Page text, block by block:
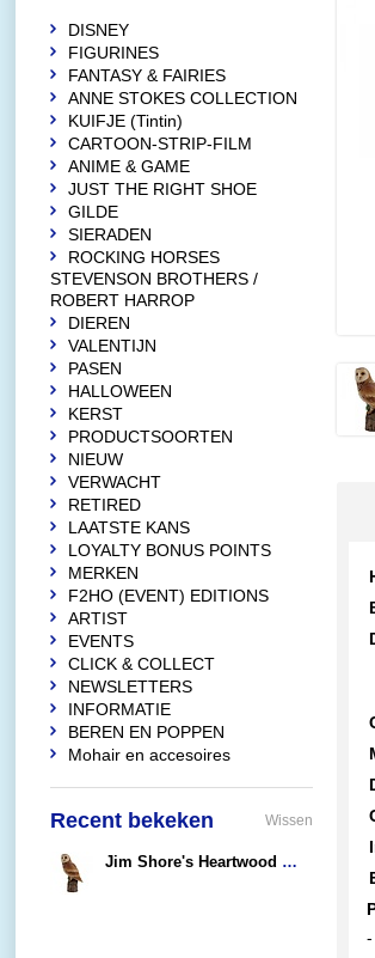
-
DISNEY
FIGURINES
FANTASY & FAIRIES
ANNE STOKES COLLECTION
KUIFJE (Tintin)
CARTOON-STRIP-FILM
ANIME & GAME
JUST THE RIGHT SHOE
GILDE
SIERADEN
ROCKING HORSES
STEVENSON BROTHERS /
ROBERT HARROP
DIEREN
VALENTIJN
PASEN
HALLOWEEN
KERST
PRODUCTSOORTEN
NIEUW
VERWACHT
RETIRED
LAATSTE KANS
LOYALTY BONUS POINTS
MERKEN
F2HO (EVENT) EDITIONS
ARTIST
EVENTS
CLICK & COLLECT
NEWSLETTERS
INFORMATIE
BEREN EN POPPEN
Mohair en accesoires
Recent bekeken Wissen
Jim Shore's Heartwood Creek Barn Owl